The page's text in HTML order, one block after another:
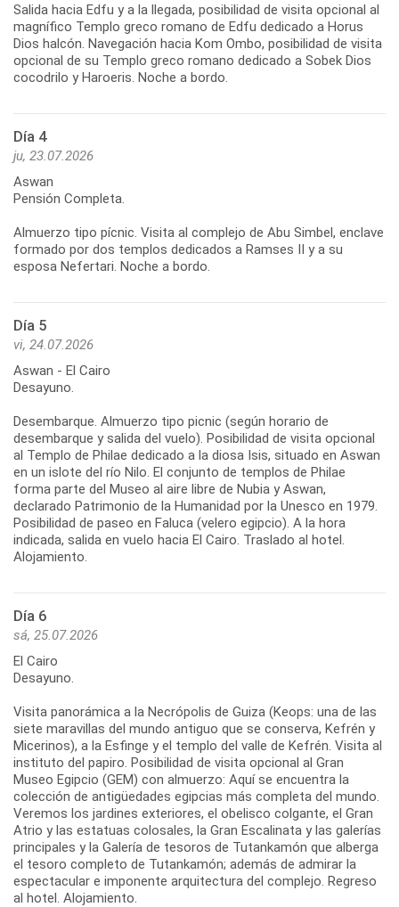
Salida hacia Edfu y a la llegada, posibilidad de visita opcional al
magnífico Templo greco romano de Edfu dedicado a Horus
Dios halcón. Navegación hacia Kom Ombo, posibilidad de visita
opcional de su Templo greco romano dedicado a Sobek Dios
cocodrilo y Haroeris. Noche a bordo.
Día 4
ju, 23.07.2026
Aswan
Pensión Completa.
Almuerzo tipo pícnic. Visita al complejo de Abu Simbel, enclave
formado por dos templos dedicados a Ramses II y a su
esposa Nefertari. Noche a bordo.
Día 5
vi, 24.07.2026
Aswan - El Cairo
Desayuno.
Desembarque. Almuerzo tipo picnic (según horario de
desembarque y salida del vuelo). Posibilidad de visita opcional
al Templo de Philae dedicado a la diosa Isis, situado en Aswan
en un islote del río Nilo. El conjunto de templos de Philae
forma parte del Museo al aire libre de Nubia y Aswan,
declarado Patrimonio de la Humanidad por la Unesco en 1979.
Posibilidad de paseo en Faluca (velero egipcio). A la hora
indicada, salida en vuelo hacia El Cairo. Traslado al hotel.
Alojamiento.
Día 6
sá, 25.07.2026
El Cairo
Desayuno.
Visita panorámica a la Necrópolis de Guiza (Keops: una de las
siete maravillas del mundo antiguo que se conserva, Kefrén y
Micerinos), a la Esfinge y el templo del valle de Kefrén. Visita al
instituto del papiro. Posibilidad de visita opcional al Gran
Museo Egipcio (GEM) con almuerzo: Aquí se encuentra la
colección de antigüedades egipcias más completa del mundo.
Veremos los jardines exteriores, el obelisco colgante, el Gran
Atrio y las estatuas colosales, la Gran Escalinata y las galerías
principales y la Galería de tesoros de Tutankamón que alberga
el tesoro completo de Tutankamón; además de admirar la
espectacular e imponente arquitectura del complejo. Regreso
al hotel. Alojamiento.